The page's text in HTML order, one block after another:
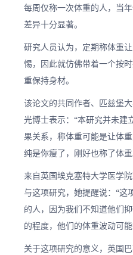
每周仅称一次体重的人，当
差异十分显著。
研究人员认为，定期称体重
惕，因此就仿佛带着一个按
重保持身材。
该论文的共同作者、匹兹堡
光博士表示：“本研究并未建
果关系，称体重可能是让体
纯是你瘦了，刚好也称了体
来自英国埃克塞特大学医学
与这项研究，她提醒说：“这
的人，因为我们不知道他们
的程度，他们的体重波动可
关于这项研究的意义，英国